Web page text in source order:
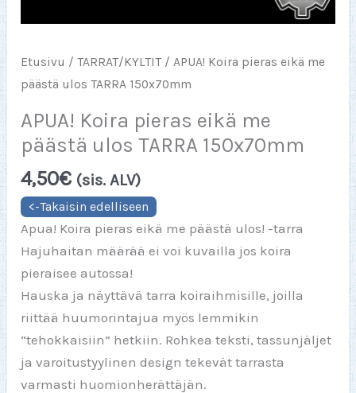
Etusivu /TARRAT/KYLTIT/ APUA! Koira pieras eikä me
päästä ulos TARRA 150x70mm
APUA! Koira pieras eikä me
päästä ulos TARRA 150x70mm
4,50€ (sis. ALV)
Apua! Koira pieras eikä me päästä ulos! -tarra
Hajuhaitan määrää ei voi kuvailla jos koira
pieraisee autossa!
Hauska ja näyttävä tarra koiraihmisille, joilla
riittää huumorintajua myös lemmikin
“tehokkaisiin” hetkiin. Rohkea teksti, tassunjäljet
ja varoitustyylinen design tekevät tarrasta
varmasti huomionherättäjän.